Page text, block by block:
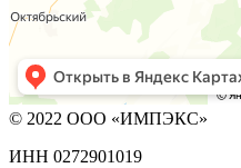
© 2022 ООО «ИМПЭКС»
ИНН 0272901019